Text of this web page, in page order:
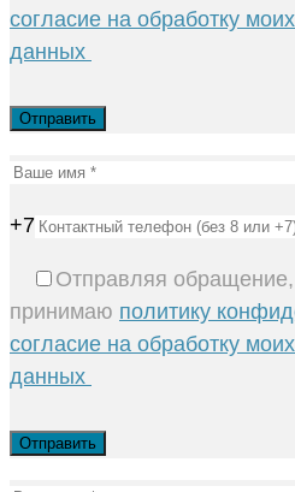
согласие на обработку
данных
+7
Отправляя
принимаю политику
согласие на обработку
данных